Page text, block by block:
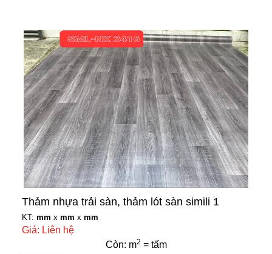
Thảm nhựa trải sàn, thảm lót sàn simili 1
KT: mm x mm x mm
Giá: Liên hệ
Còn: m2 = tấm